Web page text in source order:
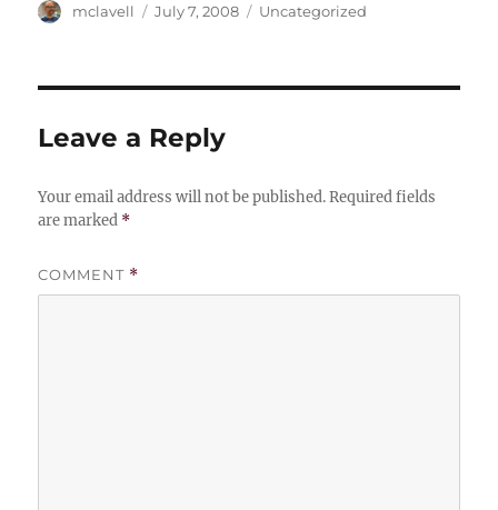
Author
mclavell
Posted
July 7, 2008 Categories
Uncategorized
Leave a Reply
Your email address will not be published. Required fields
are marked *
COMMENT *